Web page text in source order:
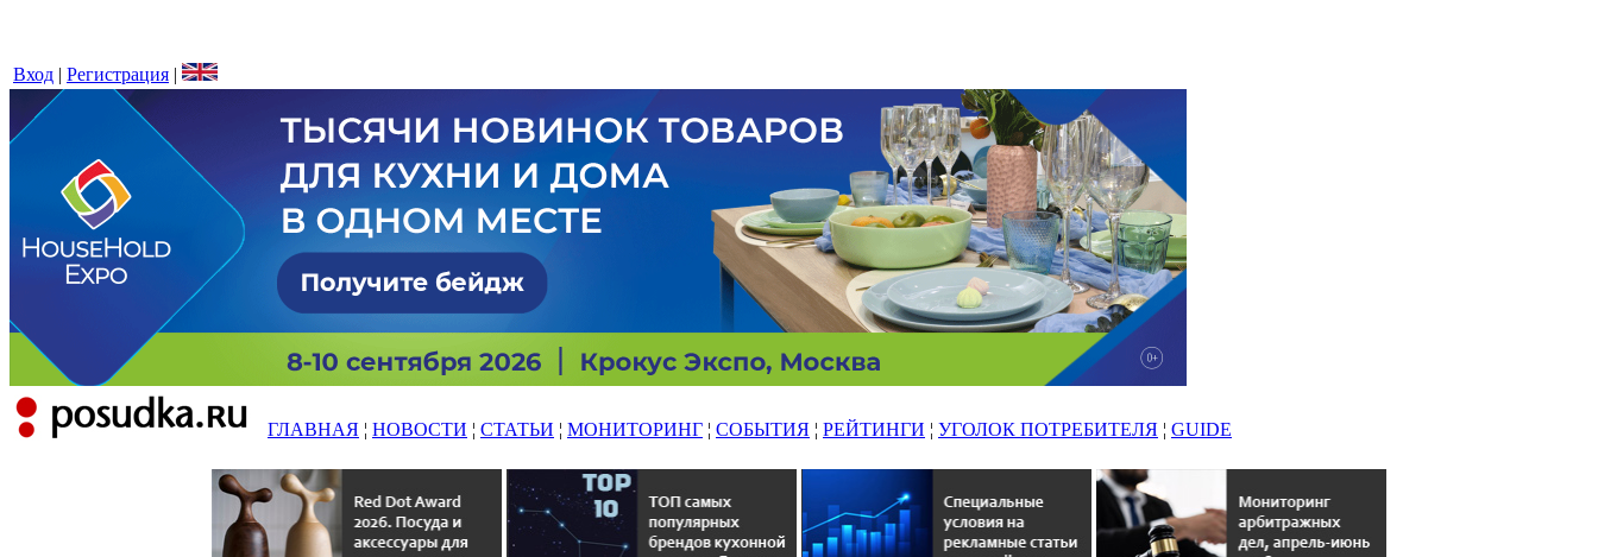
Вход | Регистрация |
ГЛАВНАЯ ¦ НОВОСТИ ¦ СТАТЬИ ¦ МОНИТОРИНГ ¦ СОБЫТИЯ ¦ РЕЙТИНГИ ¦ УГОЛОК ПОТРЕБИТЕЛЯ ¦ GUIDE